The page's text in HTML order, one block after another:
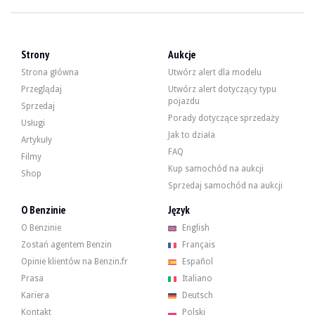
Film
Opis
Ten Ford Mustang Shelby GT 500 z 2009 roku, pochodzący z Ameryki, ma
Na zewnątrz sprzedawca wskazuje, że pojazd jest w bardzo dobrym stanie.
Strony
Strona główna
Przeglądaj
Sprzedaj
Usługi
Artykuły
Filmy
Shop
Aukcje
Utwórz alert dla modelu
Utwórz alert dotyczący typu
pojazdu
Porady dotyczące sprzedaży
Jak to działa
FAQ
Kup samochód na aukcji
Sprzedaj samochód na aukcji
O Benzinie
O Benzinie
Zostań agentem Benzin
Opinie klientów na Benzin.fr
Prasa
Kariera
Kontakt
Język
English
Français
Español
Italiano
Deutsch
Polski